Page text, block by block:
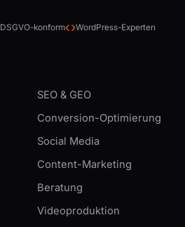
DSGVO-konform WordPress-Experten
SEO & GEO
Conversion-Optimierung
Social Media
Content-Marketing
Beratung
Videoproduktion